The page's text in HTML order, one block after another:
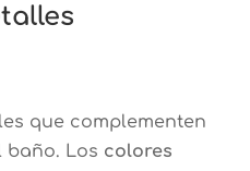
que complementen
baño. Los colores